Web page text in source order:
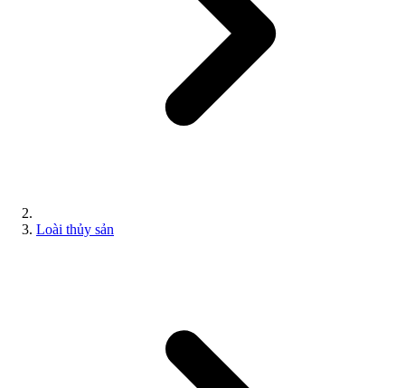
Loài thủy sản